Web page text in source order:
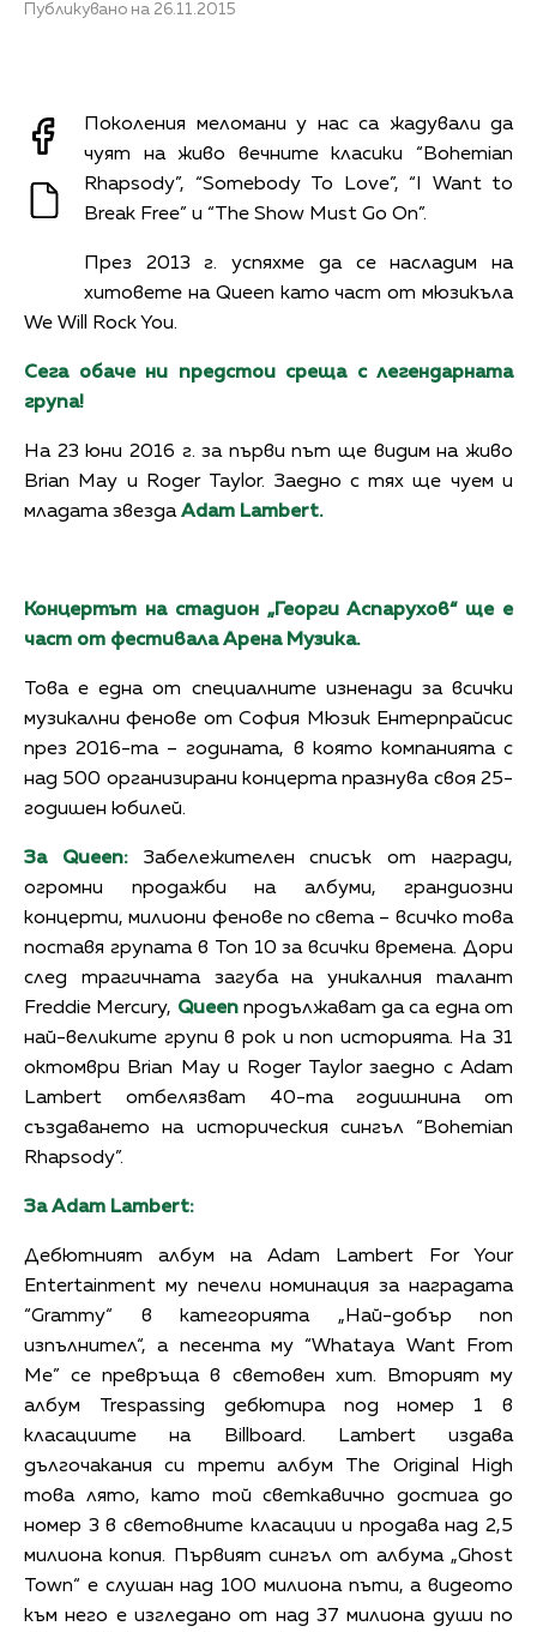
Публикувано на 26.11.2015
Поколения меломани у нас са жадували да
чуят на живо вечните класики “Bohemian
Rhapsody”, “Somebody To Love”, “I Want to
Break Free” и “The Show Must Go On”.
През 2013 г. успяхме да се насладим на
хитовете на Queen като част от мюзикъла
We Will Rock You.
Сега обаче ни предстои среща с легендарната
група!
На 23 юни 2016 г. за първи път ще видим на живо
Brian May и Roger Taylor. Заедно с тях ще чуем и
младата звездаAdam Lambert.
Концертът на стадион „Георги Аспарухов“ ще е
част от фестивала Арена Музика.
Това е една от специалните изненади за всички
музикални фенове от София Мюзик Ентерпрайсис
през 2016-та – годината, в която компанията с
над 500 организирани концерта празнува своя 25-
годишен юбилей.
За Queen: Забележителен списък от награди,
огромни продажби на албуми, грандиозни
концерти, милиони фенове по света – всичко това
поставя групата в Топ 10 за всички времена. Дори
след трагичната загуба на уникалния талант
Freddie Mercury, Queenпродължават да са една от
най-великите групи в рок и поп историята. На 31
октомври Brian May и Roger Taylor заедно с Adam
Lambert отбелязват 40-та годишнина от
създаването на историческия сингъл “Bohemian
Rhapsody”.
За Adam Lambert:
Дебютният албум на Adam Lambert For Your
Entertainment му печели номинация за наградата
“Grammy“ в категорията „Най-добър поп
изпълнител“, а песента му “Whataya Want From
Me” се превръща в световен хит. Вторият му
албум Trespassing дебютира под номер 1 в
класациите на Billboard. Lambert издава
дългочакания си трети албум The Original High
това лято, като той светкавично достига до
номер 3 в световните класации и продава над 2,5
милиона копия. Първият сингъл от албума „Ghost
Town“ е слушан над 100 милиона пъти, а видеото
към него е изгледано от над 37 милиона души по